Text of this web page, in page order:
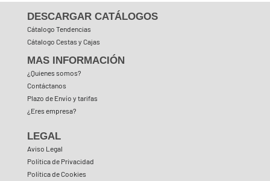
DESCARGAR CATÁLOGOS
Cátalogo Tendencias
Cátalogo Cestas y Cajas
MAS INFORMACIÓN
¿Quienes somos?
Contáctanos
Plazo de Envío y tarifas
¿Eres empresa?
LEGAL
Aviso Legal
Política de Privacidad
Política de Cookies